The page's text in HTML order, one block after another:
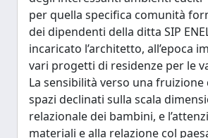
per quella specifica comunità
dei dipendenti della ditta SIP
incaricato l’architetto, all’epoca
vari progetti di residenze per le
La sensibilità verso una
spazi declinati sulla scala
relazionale dei bambini, e
materiali e alla relazione col